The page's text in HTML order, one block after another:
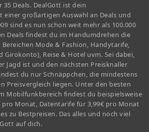
Deals. DealGott ist dein
einer großartigen Auswahl an Deals und
sind es nun schon weit mehr als 100.000
Deals findest du im Handumdrehen die
Bereichen Mode & Fashion, Handytarife,
Girokonto), Reise & Hotel uvm. Sei dabei,
Jagd ist und den nächsten Preisknaller
du nur Schnäppchen, die mindestens
Preisvergleich liegen. Unter den besten
Mobilfunkbereich findest du beispielsweise
pro Monat, Datentarife für 3,99€ pro Monat
zu Bestpreisen. Das alles und noch viel
auf dich.